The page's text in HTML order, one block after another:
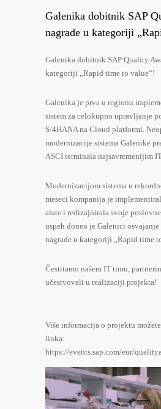
Galenika dobitnik SAP
nagrade u kategoriji
Galenika dobitnik SAP Quality
kategoriji „Rapid time to value“!
Galenika je prva u regionu
sistem za celokupno upravljanje
S/4HANA na Cloud platformi.
modernizacije sistema Galenike
ASCI terminala najsavremenijim
Modernizacijom sistema u
meseci kompanija je
alate i redizajnirala svoje
uspeh doneo je Galenici
nagrade u kategoriji „Rapid time
Čestitamo našem IT timu,
učestvovali u realizaciji projekta!
Više informacija o projektu
linka:
https://events.sap.com/eur/